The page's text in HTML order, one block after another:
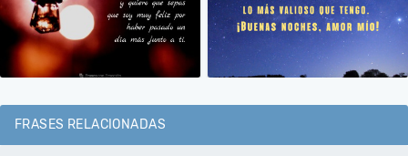
FRASES RELACIONADAS